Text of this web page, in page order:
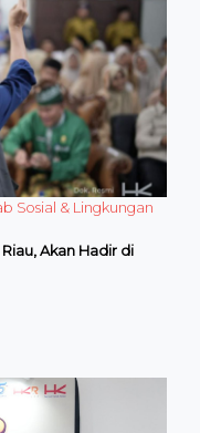
Sosial & Lingkungan
Akan Hadir di